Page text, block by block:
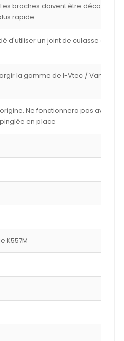
broches doivent être décalées de
rapide
un joint de culasse de 1,00
la gamme de I-Vtec / Vanos avec
Ne fonctionnera pas avec les
en place
K557M